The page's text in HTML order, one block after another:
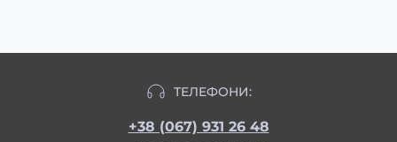
ТЕЛЕФОНИ:
+38 (067) 931 26 48